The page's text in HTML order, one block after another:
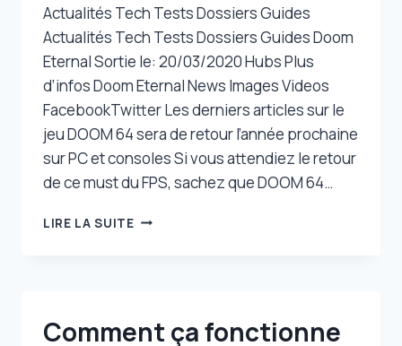
LES
CONFIGURATIONS
PC
Actualités Tech Tests Dossiers Guides
Actualités Tech Tests Dossiers Guides Doom
Eternal Sortie le: 20/03/2020 Hubs Plus
d’infos Doom Eternal News Images Videos
FacebookTwitter Les derniers articles sur le
jeu DOOM 64 sera de retour l’année prochaine
sur PC et consoles Si vous attendiez le retour
de ce must du FPS, sachez que DOOM 64…
LIRE LA SUITEDOOM
Comment ça fonctionne